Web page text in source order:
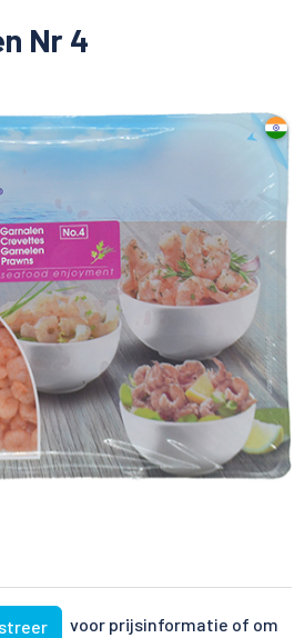
Nr 4
voor prijsinformatie of om